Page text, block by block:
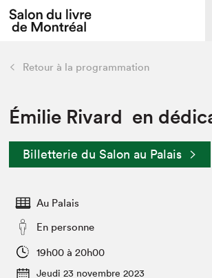
Espace exposant⋅e⋅s
L'événement
Préparer sa visite au
Actualités
SLM PRO
retour
Préparer sa visite
Salon dans la ville et en ligne
Projets partenaires
Liens pratiques
Retour à la programmation
Émilie Rivard en
Billetterie du Salon au Palais
Au Palais
En personne
19h00 à 20h00
Jeudi 23 novembre 2023